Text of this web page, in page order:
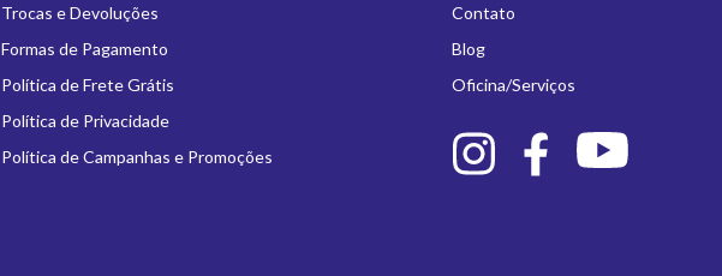
Trocas e Devoluções
Formas de Pagamento
Política de Frete Grátis
Política de Privacidade
Política de Campanhas e Promoções
Contato
Blog
Oficina/Serviços